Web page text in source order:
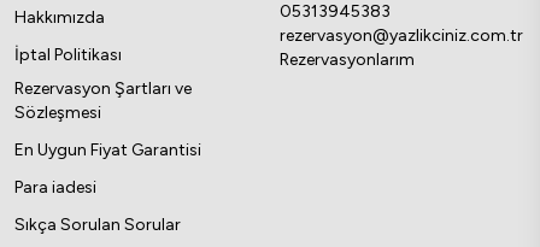
Hakkımızda
İptal Politikası
Rezervasyon Şartları ve
Sözleşmesi
En Uygun Fiyat Garantisi
Para iadesi
Sıkça Sorulan Sorular
05313945383
rezervasyon@yazlikciniz.com.tr
Rezervasyonlarım